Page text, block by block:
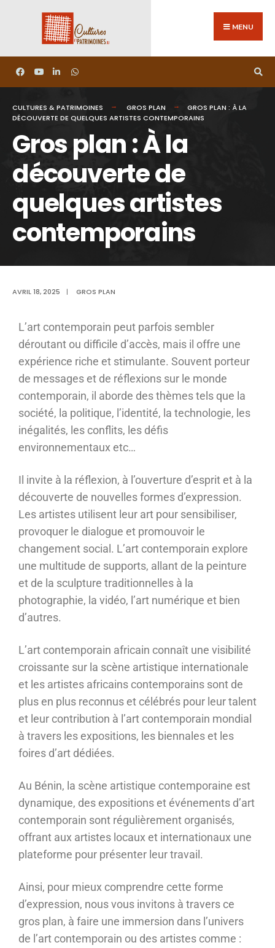
MENU
CULTURES & PATRIMOINES GROS PLAN
GROS PLAN : À LA
DÉCOUVERTE DE QUELQUES ARTISTES CONTEMPORAINS
Gros plan : À la
découverte de
quelques artistes
contemporains
AVRIL 18, 2025 | GROS PLAN
L’art contemporain peut parfois sembler
déroutant ou difficile d’accès, mais il offre une
expérience riche et stimulante. Souvent porteur
de messages et de réflexions sur le monde
contemporain, il aborde des thèmes tels que la
société, la politique, l’identité, la technologie, les
inégalités, les conflits, les défis
environnementaux etc…
Il invite à la réflexion, à l’ouverture d’esprit et à la
découverte de nouvelles formes d’expression.
Les artistes utilisent leur art pour sensibiliser,
provoquer le dialogue et promouvoir le
changement social. L’art contemporain explore
une multitude de supports, allant de la peinture
et de la sculpture traditionnelles à la
photographie, la vidéo, l’art numérique et bien
d’autres.
L’art contemporain africain connaît une visibilité
croissante sur la scène artistique internationale
et les artistes africains contemporains sont de
plus en plus reconnus et célébrés pour leur talent
et leur contribution à l’art contemporain mondial
à travers les expositions, les biennales et les
foires d’art dédiées.
Au Bénin, la scène artistique contemporaine est
dynamique, des expositions et événements d’art
contemporain sont régulièrement organisés,
offrant aux artistes locaux et internationaux une
plateforme pour présenter leur travail.
Ainsi, pour mieux comprendre cette forme
d’expression, nous vous invitons à travers ce
gros plan, à faire une immersion dans l’univers
de l’art contemporain ou des artistes comme :